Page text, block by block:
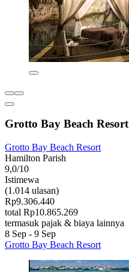
Grotto Bay Beach Resort
Grotto Bay Beach Resort
Hamilton Parish
9,0/10
Istimewa
(1.014 ulasan)
Rp9.306.440
total Rp10.865.269
termasuk pajak & biaya lainnya
8 Sep - 9 Sep
Grotto Bay Beach Resort